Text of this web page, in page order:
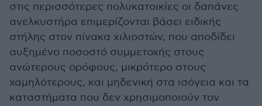
στις περισσότερες πολυκατοικίες οι δαπάνες
ανελκυστήρα επιμερίζονται βάσει ειδικής
στήλης στον πίνακα χιλιοστών, που αποδίδει
αυξημένο ποσοστό συμμετοχής στους
ανώτερους ορόφους, μικρότερο στους
χαμηλότερους, και μηδενική στα ισόγεια και τα
καταστήματα που δεν χρησιμοποιούν τον